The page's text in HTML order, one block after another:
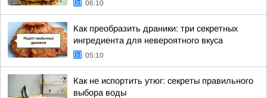
06:10
Как преобразить драники: три секретных
ингредиента для невероятного вкуса
05:10
Как не испортить утюг: секреты правильного
выбора воды